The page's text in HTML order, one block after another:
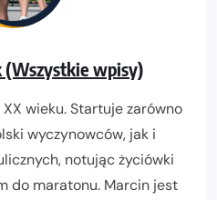
(Wszystkie wpisy)
XX wieku. Startuje zarówno
wyczynowców, jak i
notując życiówki
do maratonu. Marcin jest